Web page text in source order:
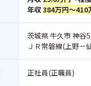
年収384万円～410
茨城県 牛久市 神谷
ＪＲ常磐線(上野－
正社員(正職員)